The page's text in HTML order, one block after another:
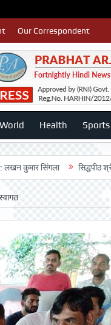
Our Correspondent
World Health Sports
सिंगला सिद्धपीठ श्री हनुमान